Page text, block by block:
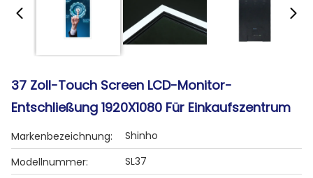
37 Zoll-Touch Screen LCD-Monitor-
Entschließung 1920X1080 Für Einkaufszentrum
Markenbezeichnung:
Shinho
Modellnummer:
SL37